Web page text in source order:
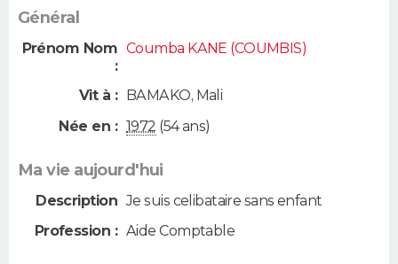
Général
Prénom Nom
:
Coumba KANE (COUMBIS)
Vit à : BAMAKO, Mali
Née en : 1972 (54 ans)
Ma vie aujourd'hui
Description Je suis celibataire sans enfant
Profession : Aide Comptable